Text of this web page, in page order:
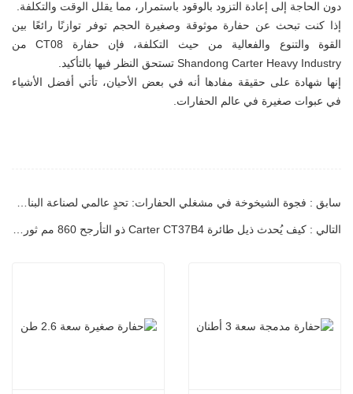
دون الحاجة إلى إعادة التزود بالوقود باستمرار، مما يقلل الوقت والتكلفة.
إذا كنت تبحث عن حفارة موثوقة وصغيرة الحجم توفر توازنًا رائعًا بين
القوة والتنوع والفعالية من حيث التكلفة، فإن حفارة CT08 من
Shandong Carter Heavy Industry تستحق النظر فيها بالتأكيد.
إنها شهادة على حقيقة مفادها أنه في بعض الأحيان، تأتي أفضل الأشياء
في عبوات صغيرة في عالم الحفارات.